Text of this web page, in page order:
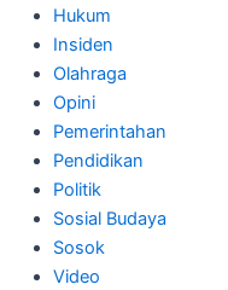
Hukum
Insiden
Olahraga
Opini
Pemerintahan
Pendidikan
Politik
Sosial Budaya
Sosok
Video